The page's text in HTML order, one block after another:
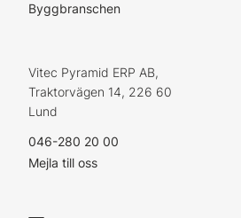
Byggbranschen
Vitec Pyramid ERP AB,
Traktorvägen 14, 226 60
Lund
046-280 20 00
Mejla till oss